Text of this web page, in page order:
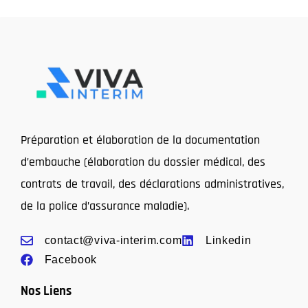
Préparation et élaboration de la documentation
d’embauche (élaboration du dossier médical, des
contrats de travail, des déclarations administratives,
de la police d’assurance maladie).
contact@viva-interim.com
Linkedin
Facebook
Nos Liens